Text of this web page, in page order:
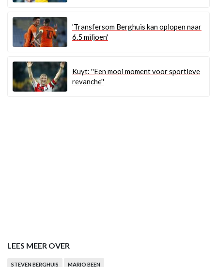
'Transfersom Berghuis kan oplopen naar
6.5 miljoen'
Kuyt: ''Een mooi moment voor sportieve
revanche''
LEES MEER OVER
STEVEN BERGHUIS MARIO BEEN